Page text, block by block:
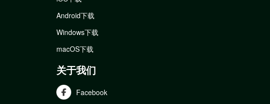
Android下载
Windows下载
macOS下载
关于我们
Facebook